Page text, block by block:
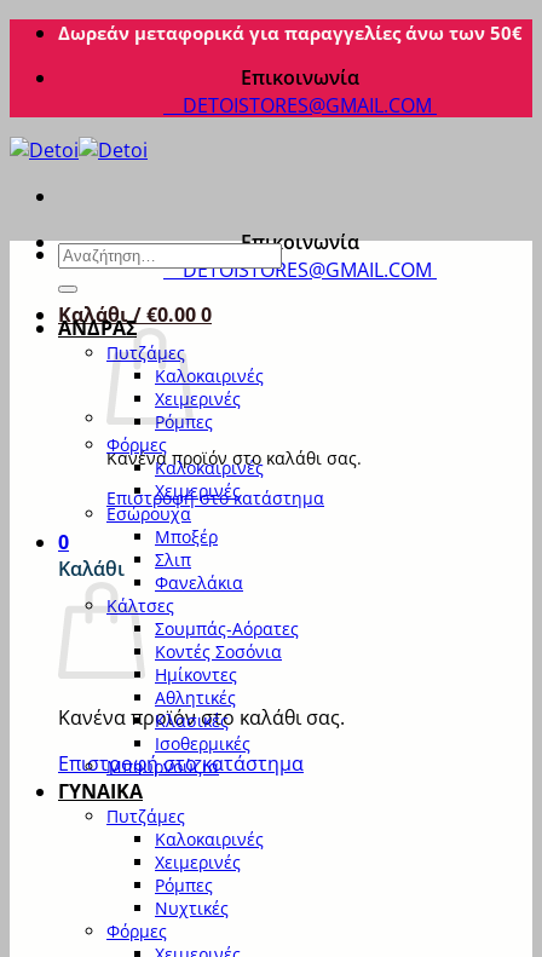
Μετάβαση
περιεχόμενο
Δωρεάν μεταφορικά για παραγγελίες άνω των 50€
Επικοινωνία
DETOISTORES@GMAIL.COM
Επικοινωνία
DETOISTORES@GMAIL.COM
Καλάθι /€0.000
Κανένα προϊόν στο καλάθι σας.
Επιστροφή στο κατάστημα
0
Καλάθι
Κανένα προϊόν στο καλάθι σας.
Επιστροφή στο κατάστημα
Αναζήτηση
για:
ΑΝΔΡΑΣ
Πυτζάμες
Καλοκαιρινές
Χειμερινές
Ρόμπες
Φόρμες
Καλοκαιρινές
Χειμερινές
Εσώρουχα
Μποξέρ
Σλιπ
Φανελάκια
Κάλτσες
Σουμπάς-Αόρατες
Κοντές Σοσόνια
Ημίκοντες
Αθλητικές
Κλασικές
Ισοθερμικές
Μπουρνούζια
ΓΥΝΑΙΚΑ
Πυτζάμες
Καλοκαιρινές
Χειμερινές
Ρόμπες
Νυχτικές
Φόρμες